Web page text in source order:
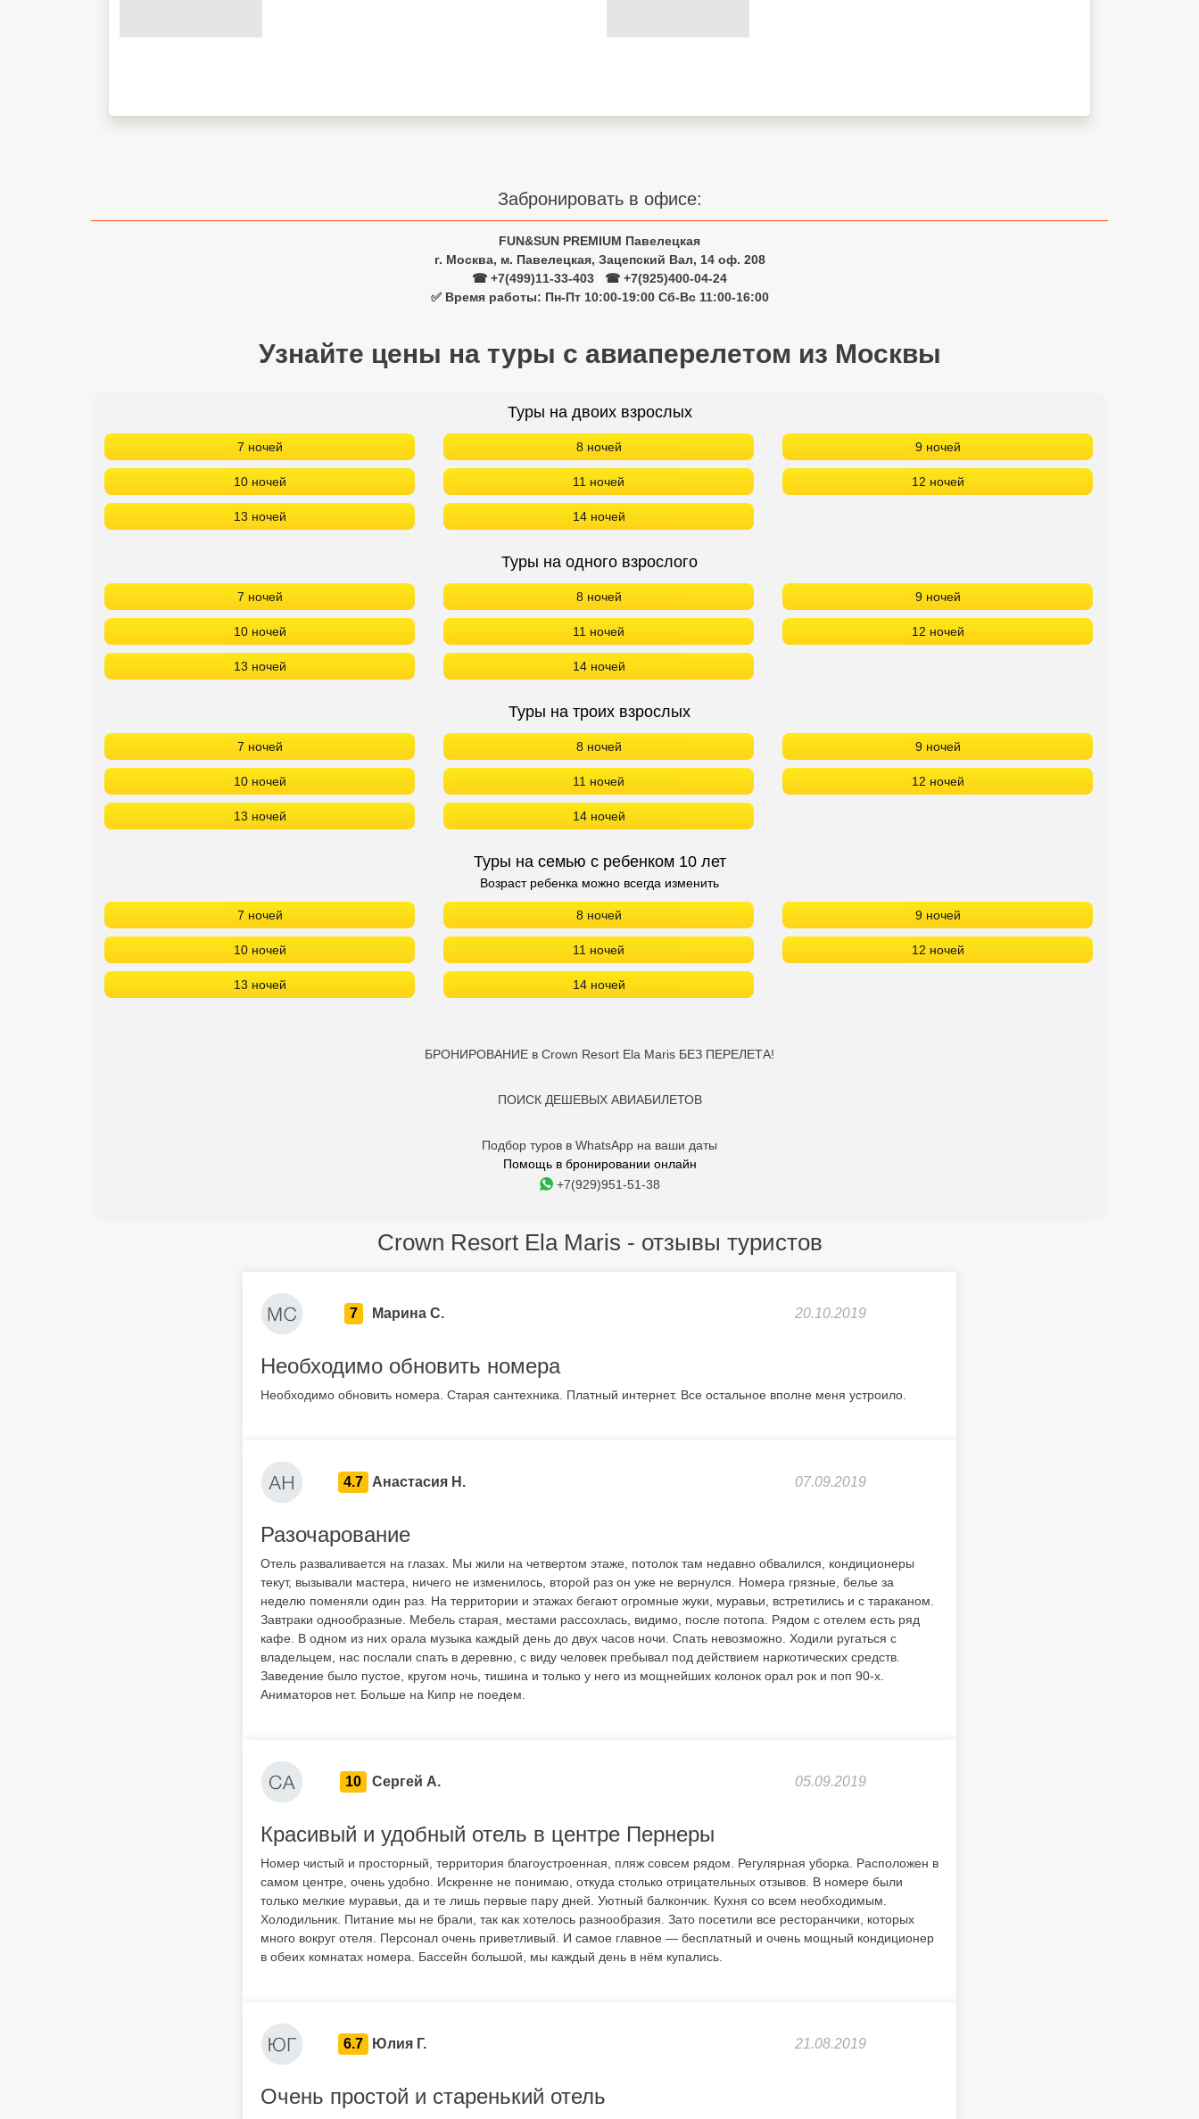
Забронировать в офисе:
FUN&SUN PREMIUM Павелецкая
г. Москва, м. Павелецкая, Зацепский Вал, 14 оф. 208
☎ +7(499)11-33-403
☎ +7(925)400-04-24
✅ Время работы: Пн-Пт 10:00-19:00 Сб-Вс 11:00-16:00
Узнайте цены на туры с авиаперелетом из Москвы
Туры на двоих взрослых
7 ночей 8 ночей 9 ночей
10 ночей 11 ночей 12 ночей
13 ночей 14 ночей
Туры на одного взрослого
7 ночей 8 ночей 9 ночей
10 ночей 11 ночей 12 ночей
13 ночей 14 ночей
Туры на троих взрослых
7 ночей 8 ночей 9 ночей
10 ночей 11 ночей 12 ночей
13 ночей 14 ночей
Туры на семью с ребенком 10 лет
Возраст ребенка можно всегда изменить
7 ночей 8 ночей 9 ночей
10 ночей 11 ночей 12 ночей
13 ночей 14 ночей
БРОНИРОВАНИЕ в Crown Resort Ela Maris БЕЗ ПЕРЕЛЕТА!
ПОИСК ДЕШЕВЫХ АВИАБИЛЕТОВ
Подбор туров в WhatsApp на ваши даты
Помощь в бронировании онлайн
+7(929)951-51-38
Crown Resort Ela Maris - отзывы туристов
7 Марина С. 20.10.2019
Необходимо обновить номера
Необходимо обновить номера. Старая сантехника. Платный интернет. Все остальное вполне меня устроило.
4.7 Анастасия Н. 07.09.2019
Разочарование
Отель разваливается на глазах. Мы жили на четвертом этаже, потолок там недавно обвалился, кондиционеры
текут, вызывали мастера, ничего не изменилось, второй раз он уже не вернулся. Номера грязные, белье за
неделю поменяли один раз. На территории и этажах бегают огромные жуки, муравьи, встретились и с тараканом.
Завтраки однообразные. Мебель старая, местами рассохлась, видимо, после потопа. Рядом с отелем есть ряд
кафе. В одном из них орала музыка каждый день до двух часов ночи. Спать невозможно. Ходили ругаться с
владельцем, нас послали спать в деревню, с виду человек пребывал под действием наркотических средств.
Заведение было пустое, кругом ночь, тишина и только у него из мощнейших колонок орал рок и поп 90-х.
Аниматоров нет. Больше на Кипр не поедем.
10 Сергей А. 05.09.2019
Красивый и удобный отель в центре Пернеры
Номер чистый и просторный, территория благоустроенная, пляж совсем рядом. Регулярная уборка. Расположен в
самом центре, очень удобно. Искренне не понимаю, откуда столько отрицательных отзывов. В номере были
только мелкие муравьи, да и те лишь первые пару дней. Уютный балкончик. Кухня со всем необходимым.
Холодильник. Питание мы не брали, так как хотелось разнообразия. Зато посетили все ресторанчики, которых
много вокруг отеля. Персонал очень приветливый. И самое главное — бесплатный и очень мощный кондиционер
в обеих комнатах номера. Бассейн большой, мы каждый день в нём купались.
6.7 Юлия Г. 21.08.2019
Очень простой и старенький отель
Сетевые отели Бали
Сетевые отели Сейшел